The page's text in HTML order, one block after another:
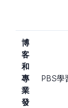
博
客
和
專
業
發
PBS學